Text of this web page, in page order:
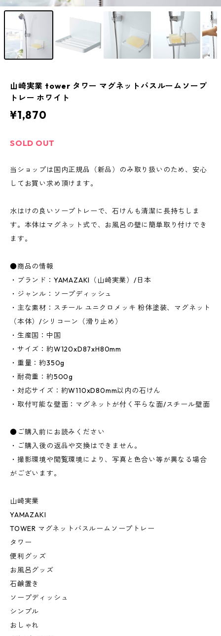
山崎実業 tower タワー マグネットバスルームソープ
トレー ホワイト
¥1,870
SOLD OUT
当ショップは国内正規品（新品）のみ取り扱いのため、安心
してお買い求め頂けます。
水はけの良いソープトレーで、石けんも清潔に長持ちしま
す。本体はマグネット式で、お風呂の壁に簡単取り付けでき
ます。
●商品の情報
・ブランド：YAMAZAKI（山崎実業）/日本
・ジャンル：ソープディッシュ
・主な素材：スチール ユニクロメッキ 粉体塗装、マグネット
（本体）/シリコーン（滑り止め）
・生産国：中国
・サイズ：約W120xD87xH80mm
・重量：約350g
・耐荷重：約500g
・対応サイズ：約W110xD80mm以内の石けん
・取付可能な壁面：マグネットが付く平らな面/スチール壁面
●ご購入前にお読みください
・ご購入後の返品や交換はできません。
・撮影環境や閲覧環境により、写真と色合い等が異なる場合
がございます。
山崎実業
YAMAZAKI
TOWER マグネットバスルームソープトレー
タワー
便利グッズ
お風呂グッズ
石鹸置き
ソープディッシュ
シンプル
おしゃれ